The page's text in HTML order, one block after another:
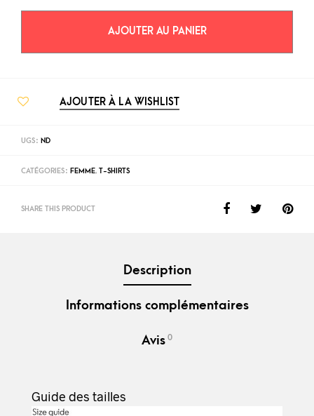
AJOUTER AU PANIER
AJOUTER À LA WISHLIST
UGS : ND
CATÉGORIES : FEMME, T-SHIRTS
SHARE THIS PRODUCT
Description
Informations complémentaires
Avis 0
Guide des tailles